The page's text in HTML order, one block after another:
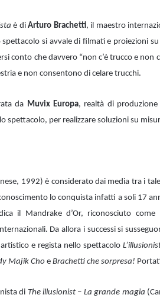
è di Arturo Brachetti, il maestro
spettacolo si avvale di filmati e proiezioni
conto che davvero “non c’è trucco e non
e non consentono di celare trucchi.
da Muvix Europa, realtà di produzione
spettacolo, per realizzare soluzioni su
1992) è considerato dai media tra i
lo conquista infatti a soli 17
il Mandrake d’Or, riconosciuto come
Da allora i successi si
e regista nello spettacolo
Majik Choe Brachetti che sorpresa!
di The illusionist – La grande magia